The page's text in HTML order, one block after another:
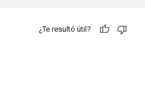
¿Te resultó útil?